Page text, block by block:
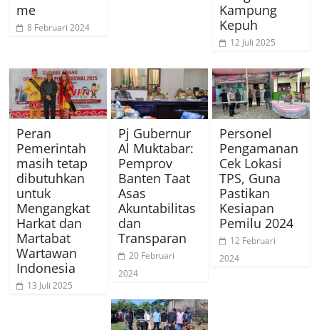
me
8 Februari 2024
Kampung
Kepuh
12 Juli 2025
Peran
Pemerintah
masih tetap
dibutuhkan
untuk
Mengangkat
Harkat dan
Martabat
Wartawan
Indonesia
13 Juli 2025
Pj Gubernur
Al Muktabar:
Pemprov
Banten Taat
Asas
Akuntabilitas
dan
Transparan
20 Februari
2024
Personel
Pengamanan
Cek Lokasi
TPS, Guna
Pastikan
Kesiapan
Pemilu 2024
12 Februari
2024